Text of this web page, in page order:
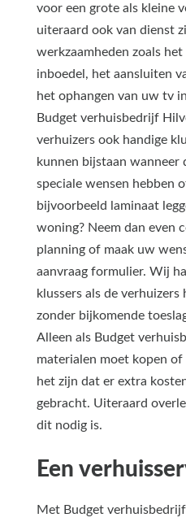
voor een grote als kleine
uiteraard ook van dienst
werkzaamheden zoals
inboedel, het aansluiten
het ophangen van uw tv
Budget verhuisbedrijf
verhuizers ook handige
kunnen bijstaan wanneer
speciale wensen hebben
bijvoorbeeld laminaat
woning? Neem dan even
planning of maak uw
aanvraag formulier. Wij
klussers als de
zonder bijkomende
Alleen als Budget
materialen moet kopen
het zijn dat er extra
gebracht. Uiteraard
dit nodig is.
Een
Met Budget